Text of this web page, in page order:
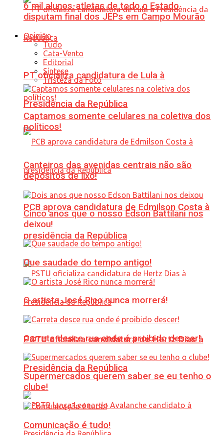
PT oficializa candidatura de Lula à
Presidência da República
PCB aprova candidatura de Edmilson Costa à
presidência da República
PSTU oficializa candidatura de Hertz Dias à
Presidência da República
6 mil alunos-atletas de todo o Estado
disputam final dos JEPs em Campo Mourão
Opinião
Tudo
Cata-Vento
Editorial
Síntese
Tristeza da Foto
Captamos somente celulares na coletiva dos
políticos!
Canteiros das avenidas centrais não são
depósitos de lixo!
Cinco anos que o nosso Edson Battilani nos
deixou!
Que saudade do tempo antigo!
O artista José Rico nunca morrerá!
Carreta desce rua onde é proibido descer!
Supermercados querem saber se eu tenho o
clube!
Comunicação é tudo!